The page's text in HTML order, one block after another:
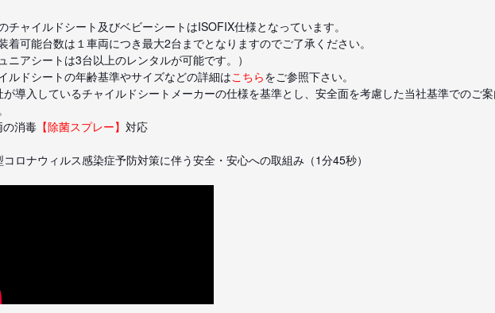
チャイルドシート及びベビーシートはISOFIX仕様となっています。
着可能台数は１車両につき最大2台までとなりますのでご了承ください。
ュニアシートは3台以上のレンタルが可能です。）
ルドシートの年齢基準やサイズなどの詳細はこちらをご参照下さい。
が導入しているチャイルドシートメーカーの仕様を基準とし、安全面を考慮した当社基準でのご
の消毒 【除菌スプレー】 対応
コロナウィルス感染症予防対策に伴う安全・安心への取組み（1分45秒）